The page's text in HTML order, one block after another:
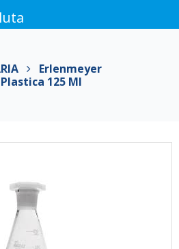
Erlenmeyer
125 Ml